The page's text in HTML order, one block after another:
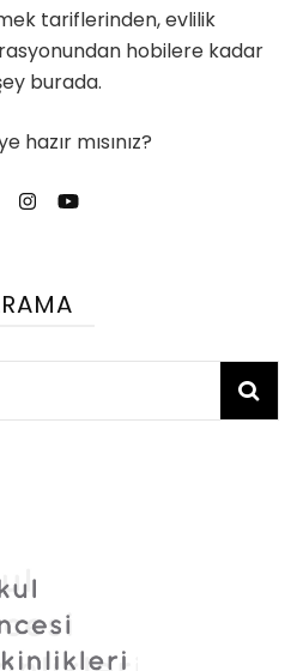
tariflerinden, evlilik
hobilere kadar
burada.
hazır mısınız?